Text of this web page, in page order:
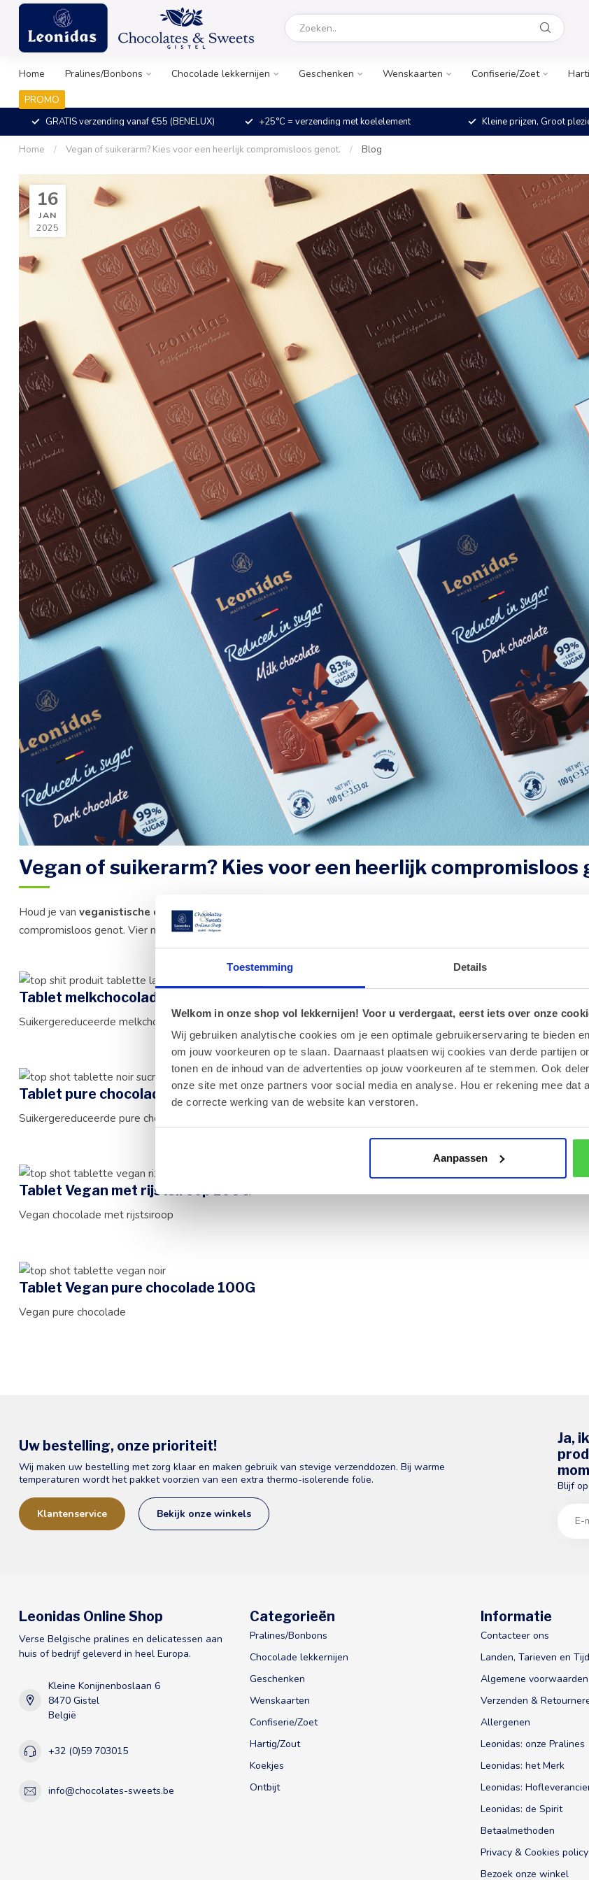
Toestemming Details
Welkom in onze shop vol lekkernijen! Voor u verdergaat, eerst iets over onze
Wij gebruiken analytische cookies om je een optimale gebruikerservaring te bieden
om jouw voorkeuren op te slaan. Daarnaast plaatsen wij cookies van derde partijen
tonen en de inhoud van de advertenties op jouw voorkeuren af te stemmen. Ook
onze site met onze partners voor social media en analyse. Hou er rekening mee dat
de correcte werking van de website kan verstoren.
Aanpassen
Home Pralines/Bonbons Chocolade lekkernijen Geschenken Wenskaarten Confiserie/Zoet
PROMO
GRATIS verzending vanaf €55 (BENELUX) +25°C = verzending met koelelement Kleine prijzen, Groot
Home / Vegan of suikerarm? Kies voor een heerlijk compromisloos genot. / Blog
16
JAN
2025
Vegan of suikerarm? Kies voor een heerlijk compromisloos
Houd je van veganistische chocoladetabletten of suikerarme tabletten
compromisloos genot. Vier nieuwe tabletten wachten op je in melkchocolade of pure chocolade.
Tablet melkchocolade suikergereduceerd 100G
Suikergereduceerde melkchocolade
Tablet pure chocolade suikergereduceerd 100G
Suikergereduceerde pure chocolade
Tablet Vegan met rijstsiroop 100G
Vegan chocolade met rijstsiroop
Tablet Vegan pure chocolade 100G
Vegan pure chocolade
Uw bestelling, onze prioriteit!
Wij maken uw bestelling met zorg klaar en maken gebruik van stevige verzenddozen. Bij warme
temperaturen wordt het pakket voorzien van een extra thermo-isolerende folie.
Klantenservice Bekijk onze winkels
Ja,
Blijf
Leonidas Online Shop
Verse Belgische pralines en delicatessen aan
huis of bedrijf geleverd in heel Europa.
Kleine Konijnenboslaan 6
8470 Gistel
België
+32 (0)59 703015
info@chocolates-sweets.be
Categorieën
Pralines/Bonbons
Chocolade lekkernijen
Geschenken
Wenskaarten
Confiserie/Zoet
Hartig/Zout
Koekjes
Ontbijt
Informatie
Contacteer ons
Landen, Tarieven en
Algemene voorwaarden
Verzenden &
Allergenen
Leonidas: onze Pralines
Leonidas: het Merk
Leonidas:
Leonidas: de Spirit
Betaalmethoden
Privacy & Cookies policy
Bezoek onze winkel